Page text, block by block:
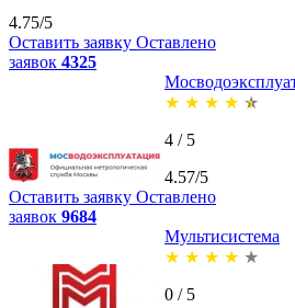
4.75/5
Оставить заявку Оставлено
заявок 4325
★ ★ ★ ★ ★
4 / 5
4.57/5
Оставить заявку Оставлено
заявок 9684
Мультисистема
★ ★ ★ ★ ★
0 / 5